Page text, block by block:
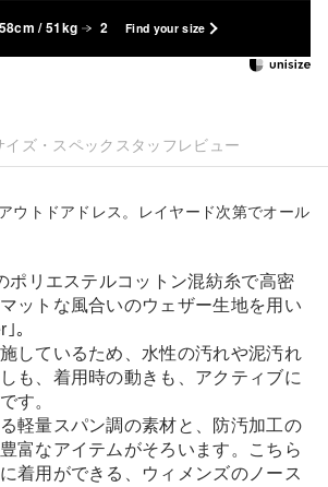
/ 51kg 2 Find your size
イズ・スペック スタッフレビュー
ウトドアドレス。レイヤード次第でオール
ポリエステルコットン混紡糸で高密
ットな風合いのウェザー生地を用い
。
しているため、水性の汚れや泥汚れ
も、着用時の動きも、アクティブに
す。
軽量スパン調の素材と、防汚加工の
富なアイテムがそろいます。こちら
着用ができる、ウィメンズのノース